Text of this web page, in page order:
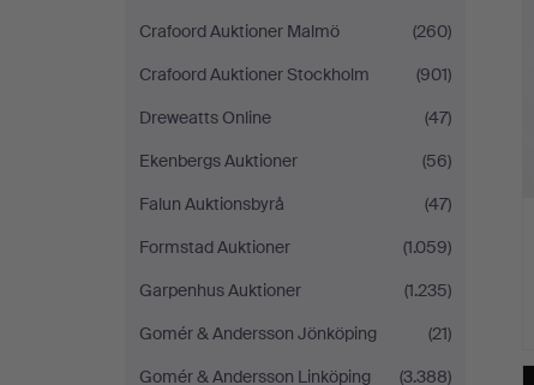
Crafoord Auktioner Malmö
(260)
Crafoord Auktioner Stockholm
(901)
Dreweatts Online
(47)
Ekenbergs Auktioner
(56)
Falun Auktionsbyrå
(47)
Formstad Auktioner
(1.059)
Garpenhus Auktioner
(1.235)
Gomér & Andersson Jönköping
(21)
Gomér & Andersson Linköping
(3.388)